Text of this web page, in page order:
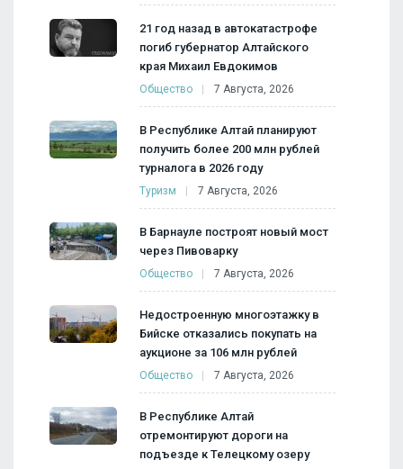
21 год назад в автокатастрофе
погиб губернатор Алтайского
края Михаил Евдокимов
Общество 7 Августа, 2026
В Республике Алтай планируют
получить более 200 млн рублей
турналога в 2026 году
Туризм 7 Августа, 2026
В Барнауле построят новый мост
через Пивоварку
Общество 7 Августа, 2026
Недостроенную многоэтажку в
Бийске отказались покупать на
аукционе за 106 млн рублей
Общество 7 Августа, 2026
В Республике Алтай
отремонтируют дороги на
подъезде к Телецкому озеру